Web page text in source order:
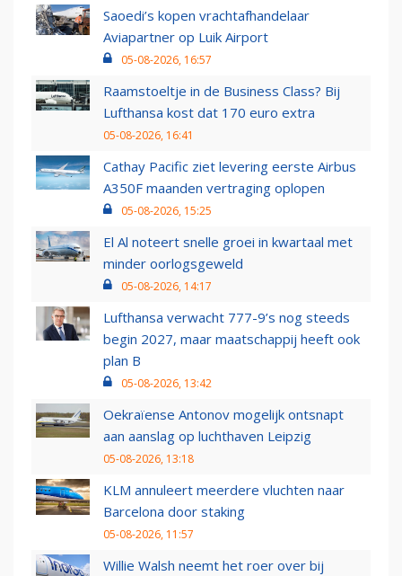
Saoedi’s kopen vrachtafhandelaar
Aviapartner op Luik Airport
05-08-2026, 16:57
Raamstoeltje in de Business Class? Bij
Lufthansa kost dat 170 euro extra
05-08-2026, 16:41
Cathay Pacific ziet levering eerste Airbus
A350F maanden vertraging oplopen
05-08-2026, 15:25
El Al noteert snelle groei in kwartaal met
minder oorlogsgeweld
05-08-2026, 14:17
Lufthansa verwacht 777-9’s nog steeds
begin 2027, maar maatschappij heeft ook
plan B
05-08-2026, 13:42
Oekraïense Antonov mogelijk ontsnapt
aan aanslag op luchthaven Leipzig
05-08-2026, 13:18
KLM annuleert meerdere vluchten naar
Barcelona door staking
05-08-2026, 11:57
Willie Walsh neemt het roer over bij